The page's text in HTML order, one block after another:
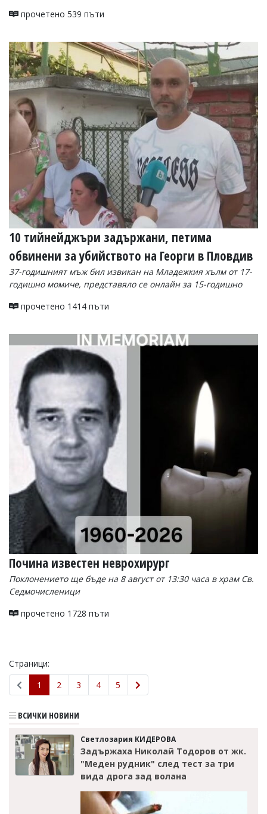
прочетено 539 пъти
10 тийнейджъри задържани, петима
обвинени за убийството на Георги в Пловдив
37-годишният мъж бил извикан на Младежкия хълм от 17-
годишно момиче, представяло се онлайн за 15-годишно
прочетено 1414 пъти
Почина известен неврохирург
Поклонението ще бъде на 8 август от 13:30 часа в храм Св.
Седмочисленици
прочетено 1728 пъти
Страници:
1
2 3 4 5
ВСИЧКИ НОВИНИ
Светлозария КИДЕРОВА
Задържаха Николай Тодоров от жк.
"Меден рудник" след тест за три
вида дрога зад волана